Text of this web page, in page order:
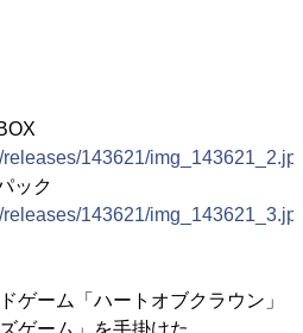
143621/
ック
143621/
ゲーム「ハートオブクラウン」
ゲーム」を手掛けた